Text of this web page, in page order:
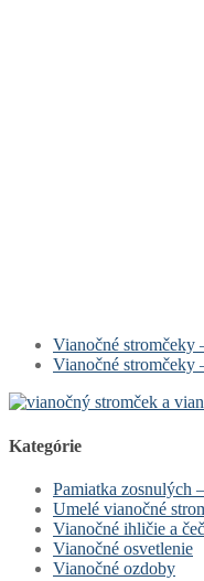
Vianočné stromčeky
Vianočné stromčeky
Kategórie
Pamiatka zosnulých
Umelé vianočné
Vianočné ihličie a
Vianočné osvetlenie
Vianočné ozdoby